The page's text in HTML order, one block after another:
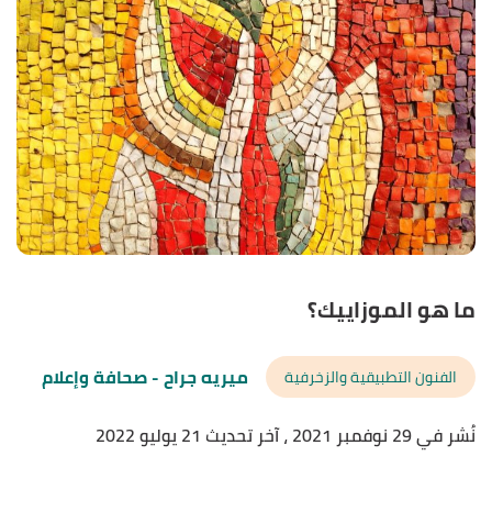
ما هو الموزاييك؟
الفنون التطبيقية والزخرفية ميريه جراح- صحافة وإعلام
نُشر في 29 نوفمبر 2021
، آخر تحديث 21 يوليو 2022